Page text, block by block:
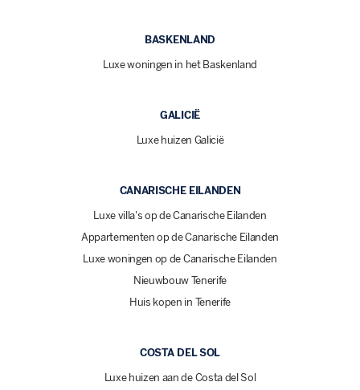
BASKENLAND
Luxe woningen in het Baskenland
GALICIË
Luxe huizen Galicië
CANARISCHE EILANDEN
Luxe villa's op de Canarische Eilanden
Appartementen op de Canarische Eilanden
Luxe woningen op de Canarische Eilanden
Nieuwbouw Tenerife
Huis kopen in Tenerife
COSTA DEL SOL
Luxe huizen aan de Costa del Sol